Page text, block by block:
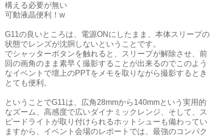
構える必要が無い
可動液晶便利！w
G11の良いところは、電源ONにしたまま、本体スリープの
状態でレンズが沈胴しないということです。
でシャッターボタンを触れると、スリープが解除させ、前
回の画角のまま素早く撮影することが出来るのでこのよう
なイベントで壇上のPPTをメモを取りながら撮影するとき
とても便利。
ということでG11は、広角28mmから140mmという実用的
なズーム、高感度で広いダイナミックレンジ、そして、ス
ピードライトが取り付けられるホットシューも備わってい
ますから、イベント会場のレポートでは、最強のコンパク